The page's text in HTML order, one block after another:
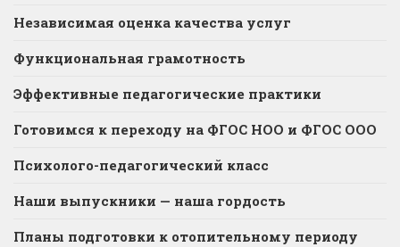
Независимая оценка качества услуг
Функциональная грамотность
Эффективные педагогические практики
Готовимся к переходу на ФГОС НОО и ФГОС ООО
Психолого-педагогический класс
Наши выпускники — наша гордость
Планы подготовки к отопительному периоду